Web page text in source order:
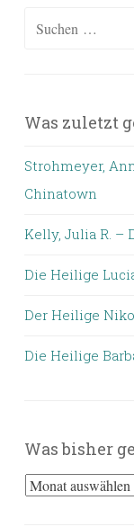
Suchen
Was zuletzt
Strohmeyer,
Chinatown
Kelly, Julia R. –
Die Heilige
Der Heilige
Die Heilige
Was bisher
Was